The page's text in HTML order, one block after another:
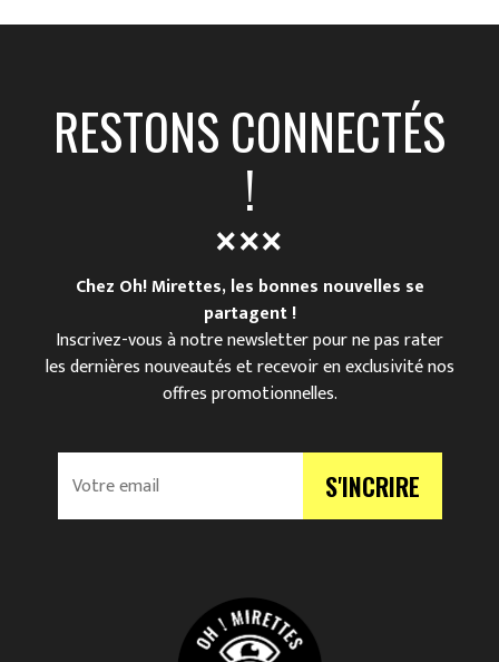
RESTONS CONNECTÉS
!
Chez Oh! Mirettes, les bonnes nouvelles se
partagent !
Inscrivez-vous à notre newsletter pour ne pas rater
les dernières nouveautés et recevoir en exclusivité nos
offres promotionnelles.
V
r
S'INCRIRE